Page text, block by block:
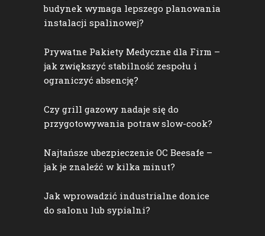
budynek wymaga lepszego planowania
instalacji spalinowej?
Prywatne Pakiety Medyczne dla Firm –
jak zwiększyć stabilność zespołu i
ograniczyć absencję?
Czy grill gazowy nadaje się do
przygotowywania potraw slow-cook?
Najtańsze ubezpieczenie OC Beesafe –
jak je znaleźć w kilka minut?
Jak wprowadzić industrialne donice
do salonu lub sypialni?